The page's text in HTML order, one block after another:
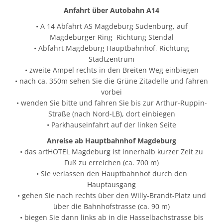
Anfahrt über Autobahn A14
• A 14 Abfahrt AS Magdeburg Sudenburg, auf
Magdeburger Ring Richtung Stendal
• Abfahrt Magdeburg Hauptbahnhof, Richtung
Stadtzentrum
• zweite Ampel rechts in den Breiten Weg einbiegen
• nach ca. 350m sehen Sie die Grüne Zitadelle und fahren
vorbei
• wenden Sie bitte und fahren Sie bis zur Arthur-Ruppin-
Straße (nach Nord-LB), dort einbiegen
• Parkhauseinfahrt auf der linken Seite
Anreise ab Hauptbahnhof Magdeburg
• das artHOTEL Magdeburg ist innerhalb kurzer Zeit zu
Fuß zu erreichen (ca. 700 m)
• Sie verlassen den Hauptbahnhof durch den
Hauptausgang
• gehen Sie nach rechts über den Willy-Brandt-Platz und
über die Bahnhofstrasse (ca. 90 m)
• biegen Sie dann links ab in die Hasselbachstrasse bis